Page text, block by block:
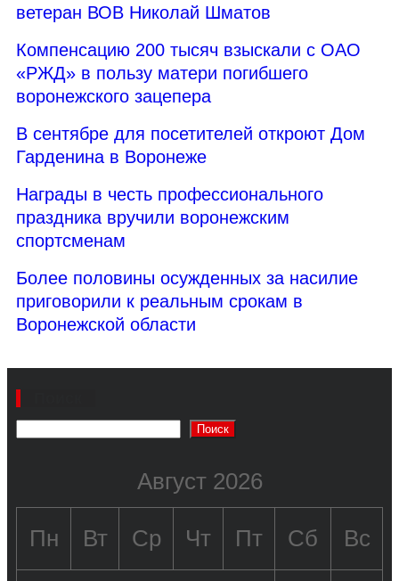
ветеран ВОВ Николай Шматов
Компенсацию 200 тысяч взыскали с ОАО
«РЖД» в пользу матери погибшего
воронежского зацепера
В сентябре для посетителей откроют Дом
Гарденина в Воронеже
Награды в честь профессионального
праздника вручили воронежским
спортсменам
Более половины осужденных за насилие
приговорили к реальным срокам в
Воронежской области
Поиск
Август 2026
Пн Вт Ср Чт Пт Сб Вс